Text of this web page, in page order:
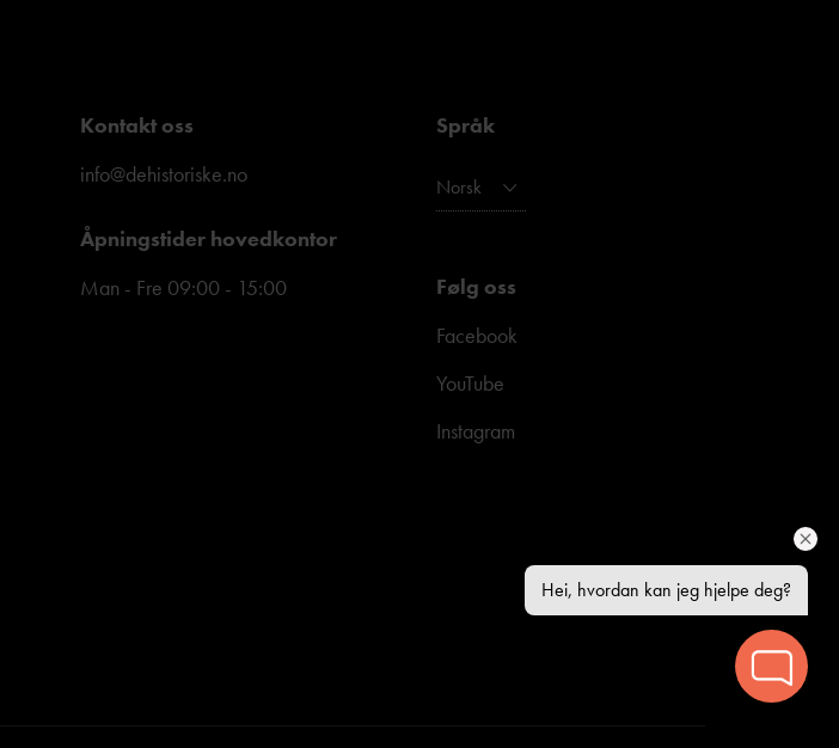
Kontakt oss
info@dehistoriske.no
Åpningstider hovedkontor
Man - Fre 09:00 - 15:00
Språk
Norsk
Følg oss
Facebook
YouTube
Instagram
Hei, hvordan kan jeg hjelpe deg?